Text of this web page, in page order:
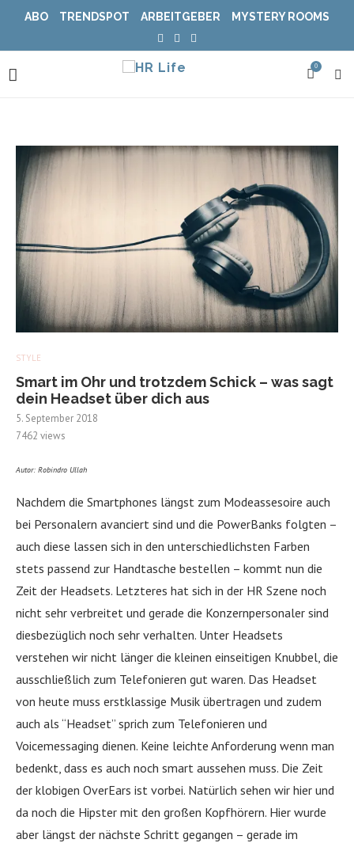
ABO TRENDSPOT ARBEITGEBER MYSTERY ROOMS
0
STYLE
Smart im Ohr und trotzdem Schick – was sagt
dein Headset über dich aus
5. September 2018
7462 views
Autor: Robindro Ullah
Nachdem die Smartphones längst zum Modeassesoire auch
bei Personalern avanciert sind und die PowerBanks folgten –
auch diese lassen sich in den unterschiedlichsten Farben
stets passend zur Handtasche bestellen – kommt nun die
Zeit der Headsets. Letzteres hat sich in der HR Szene noch
nicht sehr verbreitet und gerade die Konzernpersonaler sind
diesbezüglich noch sehr verhalten. Unter Headsets
verstehen wir nicht länger die kleinen einseitigen Knubbel, die
ausschließlich zum Telefonieren gut waren. Das Headset
von heute muss erstklassige Musik übertragen und zudem
auch als “Headset” sprich zum Telefonieren und
Voicemessaging dienen. Keine leichte Anforderung wenn man
bedenkt, dass es auch noch smart aussehen muss. Die Zeit
der klobigen OverEars ist vorbei. Natürlich sehen wir hier und
da noch die Hipster mit den großen Kopfhörern. Hier wurde
aber längst der nächste Schritt gegangen – gerade im